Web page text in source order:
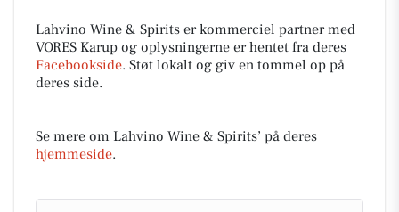
Lahvino Wine & Spirits er kommerciel partner med
VORES Karup og oplysningerne er hentet fra deres
Facebookside. Støt lokalt og giv en tommel op på
deres side.
Se mere om Lahvino Wine & Spirits’ på deres
hjemmeside.